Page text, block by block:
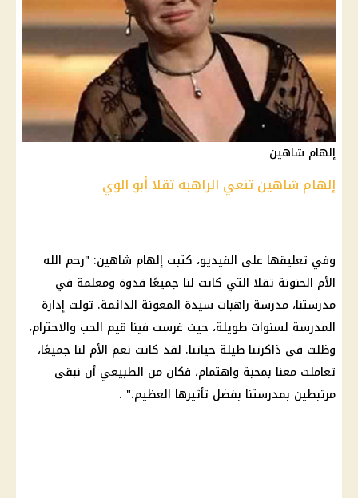
إلهام شاهين
إلهام شاهين تنعي الراهبة تقلا أبو الوي
وفي تعليقها على الفيديو، كتبت إلهام شاهين: "رحم الله
الأم الحنونة تقلا التي كانت لنا جميعًا قدوة ومعلمة في
مدرستنا، مدرسة راهبات سيدة المعونة الدائمة. تولت إدارة
المدرسة لسنوات طويلة، حيث غرست فينا قيم الحب والاحترام،
وظلت في ذاكرتنا طيلة حياتنا. لقد كانت نعم الأم لنا جميعًا،
تعاملت معنا بمحبة واهتمام، فكان من الطبيعي أن نبقى
مرتبطين بمدرستنا بفضل تأثيرها العظيم." .